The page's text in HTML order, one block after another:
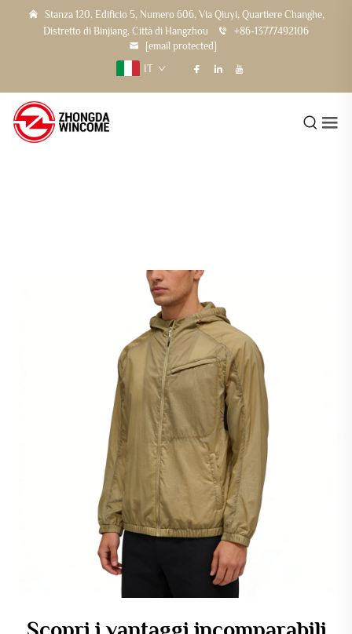
Stanza 120, Edificio 5, Numero 606, Via Qiuyi, Quartiere Changhe,
Distretto di Binjiang, Città di Hangzhou
+86-13777492106
[email protected]
IT